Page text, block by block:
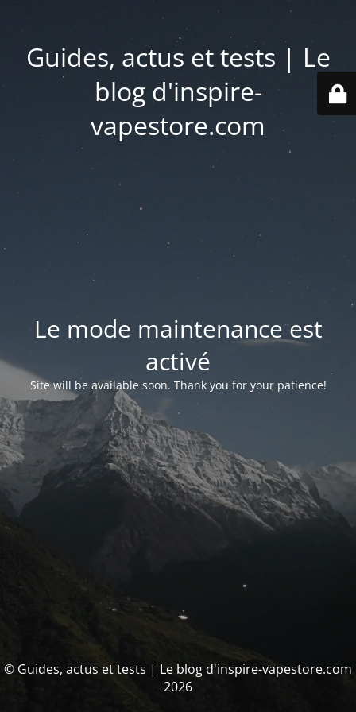
Guides, actus et tests | Le
blog d'inspire-
vapestore.com
Le mode maintenance est
activé
Site will be available soon. Thank you for your patience!
© Guides, actus et tests | Le blog d'inspire-vapestore.com
2026